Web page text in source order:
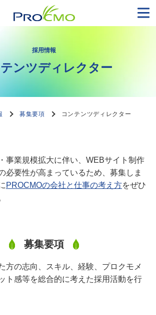
採用情報
ンツディレクター
募集要項 コンテンツディレクター
事業規模拡大に伴い、WEBサイト制作
必要性が高まっているため、募集しま
PROCMOの会社と仕事の考え方をぜひ
募集要項
方の志向、スキル、経験、プロクモメ
ト感等を総合的に考えた採用活動を行